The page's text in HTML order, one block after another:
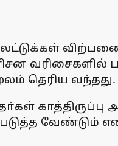
வரிசைகளில்
தெரிய வந்தது.
காத்திருப்பு